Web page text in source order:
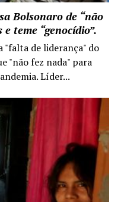
Bolsonaro de “não
teme “genocídio”.
de liderança" do
"não fez nada" para
Líder...